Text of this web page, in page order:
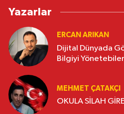
Yazarlar
ERCAN ARIKAN
Dijital Dünyada
Bilgiyi
MEHMET ÇATAKÇI
OKULA SİLAH